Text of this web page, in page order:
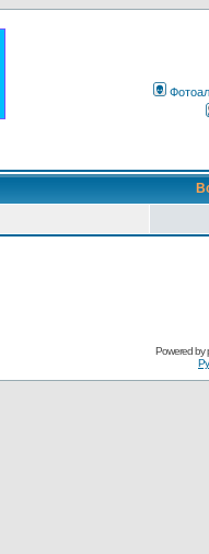
Powered by